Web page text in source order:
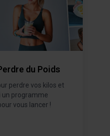
du Poids
perdre vos kilos et
un programme
vous lancer !